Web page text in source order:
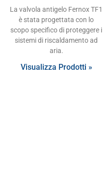
La valvola antigelo Fernox TF1
è stata progettata con lo
scopo specifico di proteggere i
sistemi di riscaldamento ad
aria.
Visualizza Prodotti »